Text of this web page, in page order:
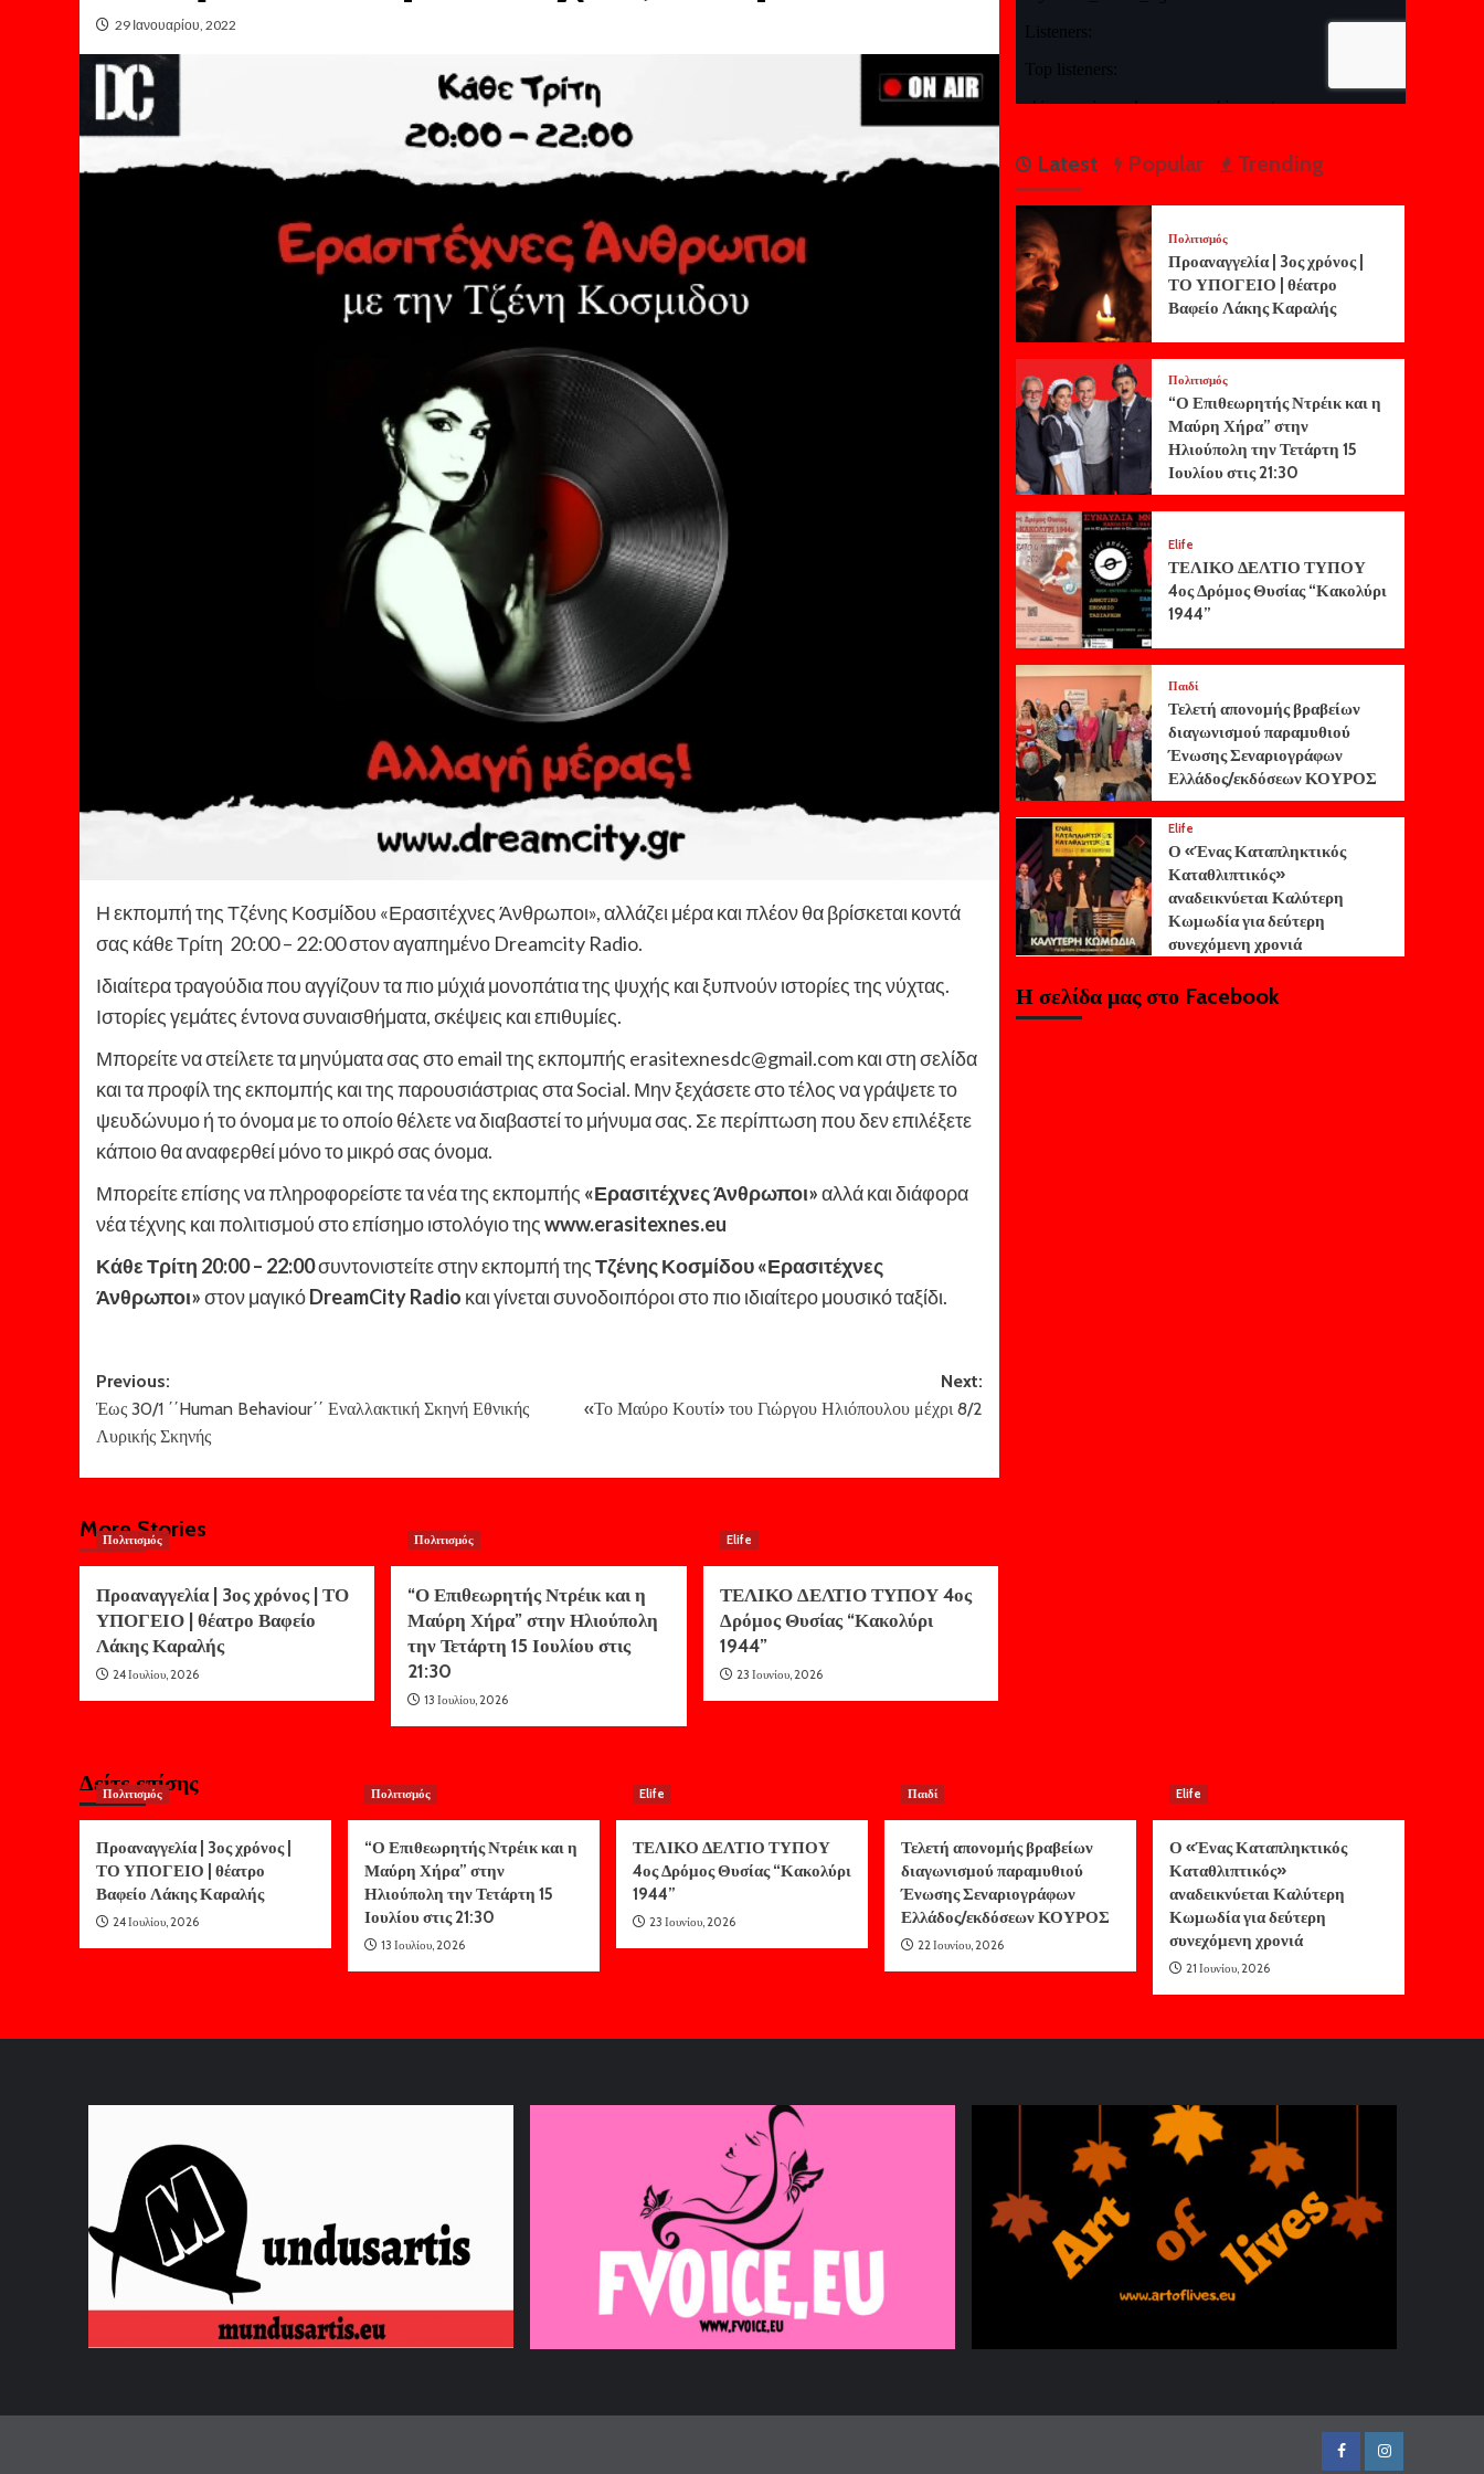
29 Ιανουαρίου, 2022
Η εκπομπήτης Τζένης Κοσμίδου «Ερασιτέχνες Άνθρωποι», αλλάζει μέρα και πλέον θα βρίσκεται κοντά
σας κάθε Τρίτη 20:00 – 22:00στον αγαπημένο Dreamcity Radio.
Ιδιαίτερα τραγούδια που αγγίζουν τα πιο μύχιά μονοπάτια της ψυχής και ξυπνούν ιστορίες της νύχτας.
Ιστορίες γεμάτες έντονα συναισθήματα, σκέψεις και επιθυμίες.
Μπορείτε να στείλετε τα μηνύματα σας στο email της εκπομπής erasitexnesdc@gmail.com και στη σελίδα
και τα προφίλ της εκπομπής και της παρουσιάστριας στα Social. Μην ξεχάσετε στο τέλος να γράψετε το
ψευδώνυμο ή το όνομα με το οποίο θέλετε να διαβαστεί το μήνυμα σας. Σε περίπτωση που δεν επιλέξετε
κάποιο θα αναφερθεί μόνο το μικρό σας όνομα.
Μπορείτε επίσης να πληροφορείστε τα νέα της εκπομπής «Ερασιτέχνες Άνθρωποι»αλλά και διάφορα
νέα τέχνης και πολιτισμού στο επίσημο ιστολόγιο τηςwww.erasitexnes.eu
Κάθε Τρίτη 20:00 – 22:00συντονιστείτε στην εκπομπή τηςΤζένης Κοσμίδου «Ερασιτέχνες
Άνθρωποι»στον μαγικόDreamCityRadio και γίνεται συνοδοιπόροι στο πιο ιδιαίτερο μουσικό ταξίδι.
Post
navigation
Previous:
Έως 30/1 ΄΄Human Behaviour΄΄ Εναλλακτική Σκηνή Εθνικής
Λυρικής Σκηνής
Next:
«Το Μαύρο Κουτί» του Γιώργου Ηλιόπουλου μέχρι 8/2
More Stories
Πολιτισμός
Προαναγγελία | 3ος χρόνος | ΤΟ
ΥΠΟΓΕΙΟ | θέατρο Βαφείο
Λάκης Καραλής
24 Ιουλίου, 2026
Πολιτισμός
“Ο Επιθεωρητής Ντρέικ και η
Μαύρη Χήρα” στην Ηλιούπολη
την Τετάρτη 15 Ιουλίου στις
21:30
13 Ιουλίου, 2026
Elife
ΤΕΛΙΚΟ ΔΕΛΤΙΟ ΤΥΠΟΥ 4ος
Δρόμος Θυσίας “Κακολύρι
1944”
23 Ιουνίου, 2026
Latest Popular Trending
Πολιτισμός
Προαναγγελία | 3ος χρόνος |
ΤΟ ΥΠΟΓΕΙΟ | θέατρο
Βαφείο Λάκης Καραλής
Πολιτισμός
“Ο Επιθεωρητής Ντρέικ και η
Μαύρη Χήρα” στην
Ηλιούπολη την Τετάρτη 15
Ιουλίου στις 21:30
Elife
ΤΕΛΙΚΟ ΔΕΛΤΙΟ ΤΥΠΟΥ
4ος Δρόμος Θυσίας “Κακολύρι
1944”
Παιδί
Τελετή απονομής βραβείων
διαγωνισμού παραμυθιού
Ένωσης Σεναριογράφων
Ελλάδος/εκδόσεων ΚΟΥΡΟΣ
Elife
Ο «Ένας Καταπληκτικός
Καταθλιπτικός»
αναδεικνύεται Καλύτερη
Κωμωδία για δεύτερη
συνεχόμενη χρονιά
Η σελίδα μας στο Facebook
Δείτε επίσης
Πολιτισμός
Προαναγγελία | 3ος χρόνος |
ΤΟ ΥΠΟΓΕΙΟ | θέατρο
Βαφείο Λάκης Καραλής
24 Ιουλίου, 2026
Πολιτισμός
“Ο Επιθεωρητής Ντρέικ και η
Μαύρη Χήρα” στην
Ηλιούπολη την Τετάρτη 15
Ιουλίου στις 21:30
13 Ιουλίου, 2026
Elife
ΤΕΛΙΚΟ ΔΕΛΤΙΟ ΤΥΠΟΥ
4ος Δρόμος Θυσίας “Κακολύρι
1944”
23 Ιουνίου, 2026
Παιδί
Τελετή απονομής βραβείων
διαγωνισμού παραμυθιού
Ένωσης Σεναριογράφων
Ελλάδος/εκδόσεων ΚΟΥΡΟΣ
22 Ιουνίου, 2026
Elife
Ο «Ένας Καταπληκτικός
Καταθλιπτικός»
αναδεικνύεται Καλύτερη
Κωμωδία για δεύτερη
συνεχόμενη χρονιά
21 Ιουνίου, 2026
FacebookInstagram